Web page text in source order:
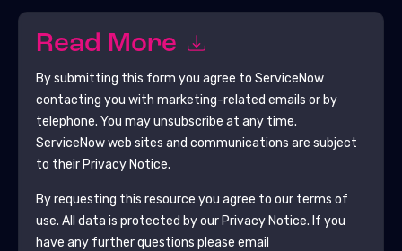
Read More
By submitting this form you agree to ServiceNow
contacting you with marketing-related emails or by
telephone. You may unsubscribe at any time.
ServiceNowweb sites and communications are subject
to their Privacy Notice.
By requesting this resource you agree to our terms of
use. All data is protected by our Privacy Notice. If you
have any further questions please email